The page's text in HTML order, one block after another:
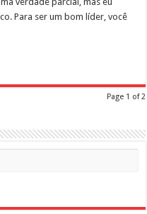
Para ser um bom líder, você
Page 1 of 2